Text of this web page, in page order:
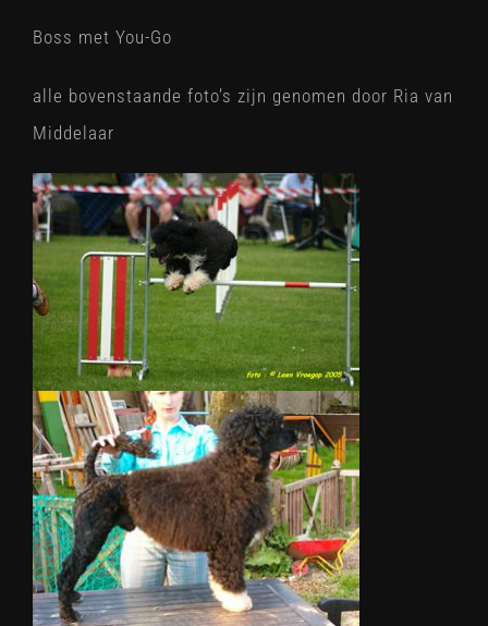
Boss met You-Go
alle bovenstaande foto’s zijn genomen door Ria van
Middelaar